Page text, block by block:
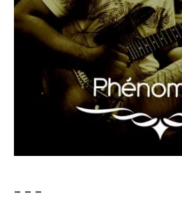
– – –